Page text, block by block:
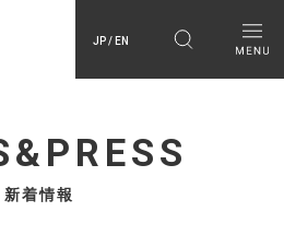
JP / EN
新着情報